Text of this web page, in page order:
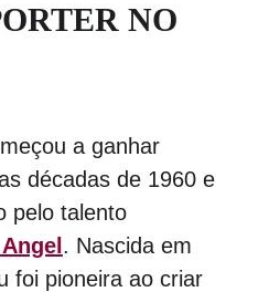
NO
a ganhar
décadas de 1960 e
pelo talento
. Nascida em
foi pioneira ao criar